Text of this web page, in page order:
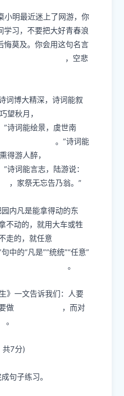
小明最近迷上了网游，你
学习，不要把大好青春浪
悔莫及。你会用这句名言
，空悲
词博大精深，诗词能叙
望秋月，
”诗词能绘景，虞世南
。”诗词能
得游人醉，
”诗词能言志，陆游说：
，家祭无忘告乃翁。”
园内凡是能拿得动的东
不动的，就用大车或牲
走的，就任意
句中的“凡是”“统统”“任意”
。
》一文告诉我们：人要
做
，而对
。
共7分)
句子练习。